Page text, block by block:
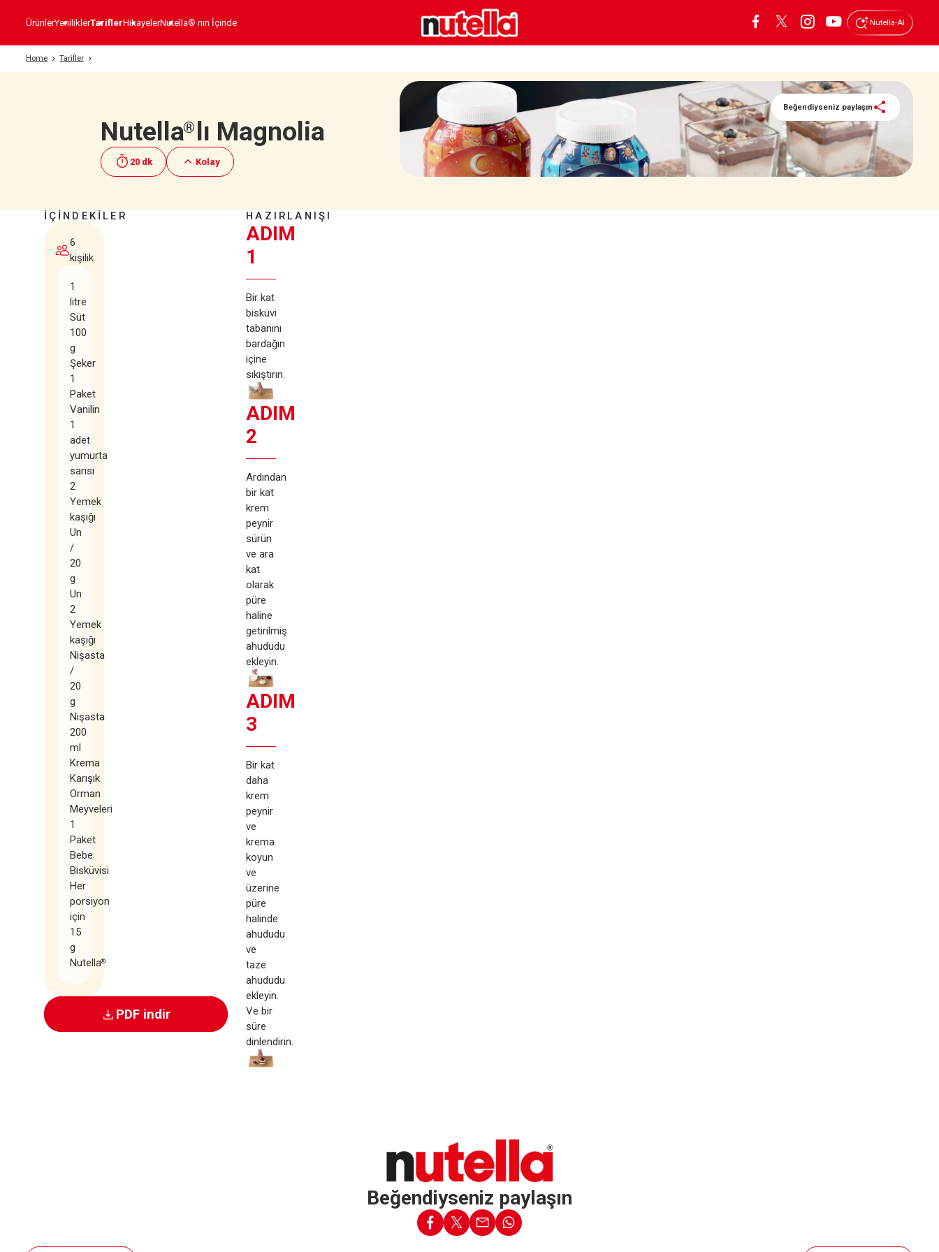
ÜrünlerYeniliklerTariflerHikayelerNutella® nın İçinde Nutella-AI
Home Tarifler
Nutella®lı Magnolia
20 dk Kolay
Beğendiyseniz paylaşın
İÇİNDEKİLER
6
kişilik
1
litre
Süt
100
g
Şeker
1
Paket
Vanilin
1
adet
yumurta
sarısı
2
Yemek
kaşığı
Un
/
20
g
Un
2
Yemek
kaşığı
Nişasta
/
20
g
Nişasta
200
ml
Krema
Karışık
Orman
Meyveleri
1
Paket
Bebe
Bisküvisi
Her
porsiyon
için
15
g
Nutella®
PDF indir
HAZIRLANIŞI
ADIM
1
Bir kat
bisküvi
tabanını
bardağın
içine
sıkıştırın.
ADIM
2
Ardından
bir kat
krem
peynir
sürün
ve ara
kat
olarak
püre
haline
getirilmiş
ahududu
ekleyin.
ADIM
3
Bir kat
daha
krem
peynir
ve
krema
koyun
ve
üzerine
püre
halinde
ahududu
ve
taze
ahududu
ekleyin.
Ve bir
süre
dinlendirin.
Beğendiyseniz paylaşın